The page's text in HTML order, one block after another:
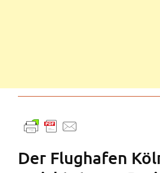
Der Flughafen